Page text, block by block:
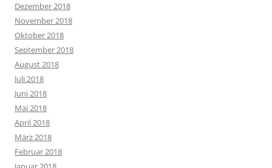
Dezember 2018
November 2018
Oktober 2018
September 2018
August 2018
Juli 2018
Juni 2018
Mai 2018
April 2018
März 2018
Februar 2018